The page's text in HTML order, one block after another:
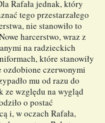
Rafała jednak, który
tego przestarzałego
nie stanowiło to
harcerstwo, wraz z
na radzieckich
które stanowiły
ozdobione czerwonymi
mu od razu do
ze względu na wygląd
o postać
i, w oczach Rafała,